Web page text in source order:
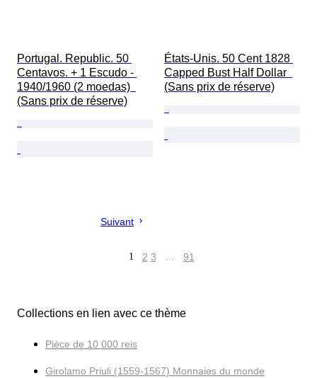
Portugal. Republic. 50
Centavos. + 1 Escudo -
1940/1960 (2 moedas)
(Sans prix de réserve)
États-Unis. 50 Cent 1828
Capped Bust Half Dollar
(Sans prix de réserve)
Suivant
1 2 3 … 91
Collections en lien avec ce thème
Pièce de 10 000 reis
Girolamo Priuli (1559-1567) Monnaies du monde